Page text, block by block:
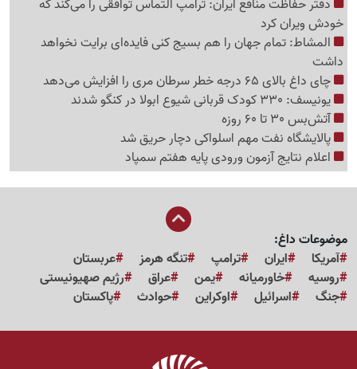
دفتر حفاظت منافع ایران: ترامپ التماس توافقی را می‌کند که
خودش ویران کرد
المشاط: تمام جهان را هم بسیج کنی فایده‌ای برایت نخواهد
داشت
چای داغ بالای 65 درجه خطر سرطان مری را افزایش می‌دهد
یونیسف: 330 کودک قربانی شیوع ابولا در کنگو شدند
آتش‌بس 30 تا 60 روزه
پالایشگاه نفت مهم اسلواکی دچار حریق شد
اعلام نتایج آزمون ورودی پایه هفتم سمپاد
موضوعات داغ:
آمریکا
ایران ترامپ تنگه هرمز
عربستان
روسیه
خاورمیانه یمن عراق
رژیم صهیونیستی
جنگ
اسرائیل اوکراین حوادث پاکستان